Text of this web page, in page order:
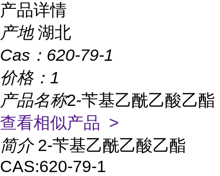
产品详情
产地 湖北
Cas： 620-79-1
价格： 1
产品名称2-苄基乙酰乙酸乙酯
查看相似产品 >
简介 2-苄基乙酰乙酸乙酯
CAS:620-79-1